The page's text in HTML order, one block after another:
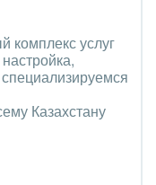
комплекс услуг
Казахстану